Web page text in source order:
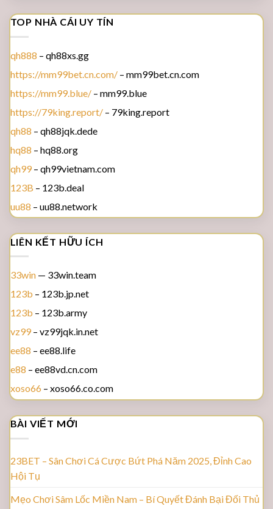
TOP NHÀ CÁI UY TÍN
qh888 – qh88xs.gg
https://mm99bet.cn.com/– mm99bet.cn.com
https://mm99.blue/– mm99.blue
https://79king.report/– 79king.report
qh88 – qh88jqk.dede
hq88 – hq88.org
qh99– qh99vietnam.com
123B – 123b.deal
uu88 – uu88.network
LIÊN KẾT HỮU ÍCH
33win— 33win.team
123b – 123b.jp.net
123b – 123b.army
vz99– vz99jqk.in.net
ee88 – ee88.life
e88 – ee88vd.cn.com
xoso66– xoso66.co.com
BÀI VIẾT MỚI
23BET – Sân Chơi Cá Cược Bứt Phá Năm 2025, Đỉnh Cao
Hội Tụ
Mẹo Chơi Sâm Lốc Miền Nam – Bí Quyết Đánh Bại Đối Thủ